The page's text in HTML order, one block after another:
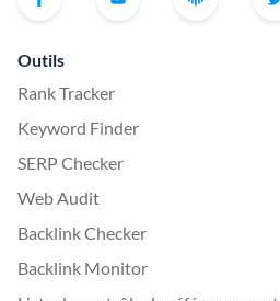
Outils
Rank Tracker
Keyword Finder
SERP Checker
Web Audit
Backlink Checker
Backlink Monitor